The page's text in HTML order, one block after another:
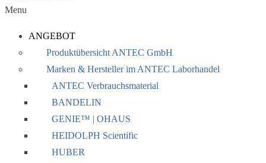
Menu
ANGEBOT
Produktübersicht ANTEC GmbH
Marken & Hersteller im ANTEC Laborhandel
ANTEC Verbrauchsmaterial
BANDELIN
GENIE™ | OHAUS
HEIDOLPH Scientific
HUBER